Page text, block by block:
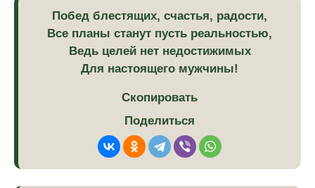
Побед блестящих, счастья, радости,
Все планы станут пусть реальностью,
Ведь целей нет недостижимых
Для настоящего мужчины!
Скопировать
Поделиться